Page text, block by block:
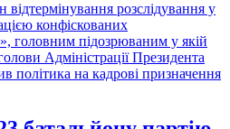
розслідування у
конфіскованих
головним підозрюваним у якій
Адміністрації Президента
політика на кадрові призначення